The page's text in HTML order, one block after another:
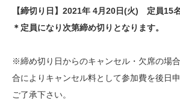
【締切り日】2021年 4月20日(火) 定員15
＊定員になり次第締め切りとなります。
※締め切り日からのキャンセル・欠席の場
合によりキャンセル料として参加費を後日
ご了承下さい。